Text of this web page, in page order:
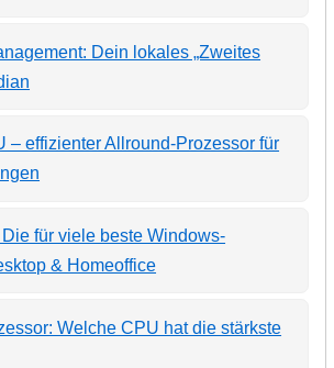
Dein lokales „Zweites
– effizienter Allround-Prozessor für
für viele beste Windows-
& Homeoffice
Welche CPU hat die stärkste